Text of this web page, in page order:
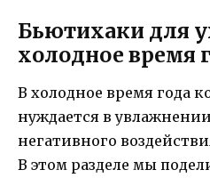
Бьютихаки для
холодное время
В холодное время года
нуждается в
негативного
В этом разделе мы